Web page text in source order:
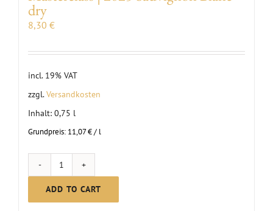
quantity
dry
8,30 €
incl. 19% VAT
zzgl.Versandkosten
Inhalt: 0,75 l
Grundpreis: 11,07€/ l
Masterclass
|
2025
ADD TO CART